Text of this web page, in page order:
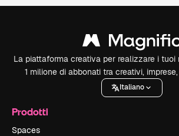
La piattaforma creativa per realizzare i tuoi
1 milione di abbonati tra creativi,
Italiano
Prodotti
Spaces